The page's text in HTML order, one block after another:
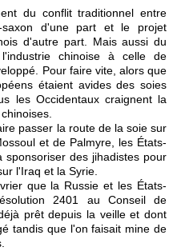
du conflit traditionnel entre
saxon d'une part et le projet
d'autre part. Mais aussi du
chinoise à celle de
Pour faire vite, alors que
étaient avides des soies
les Occidentaux craignent la
passer la route de la soie sur
et de Palmyre, les États-
sponsoriser des jihadistes pour
l'Iraq et la Syrie.
que la Russie et les États-
2401 au Conseil de
prêt depuis la veille et dont
tandis que l'on faisait mine de